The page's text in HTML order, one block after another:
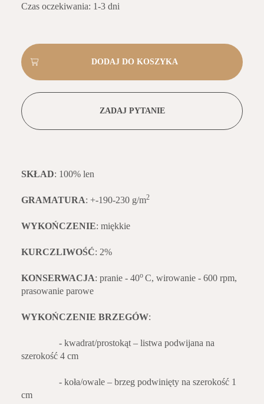
Czas oczekiwania: 1-3 dni
ZADAJ PYTANIE
SKŁAD: 100% len
GRAMATURA: +-190-230 g/m2
WYKOŃCZENIE: miękkie
KURCZLIWOŚĆ: 2%
KONSERWACJA: pranie - 40o C, wirowanie - 600 rpm,
prasowanie parowe
WYKOŃCZENIE BRZEGÓW:
- kwadrat/prostokąt – listwa podwijana na
szerokość 4 cm
- koła/owale – brzeg podwinięty na szerokość 1
cm